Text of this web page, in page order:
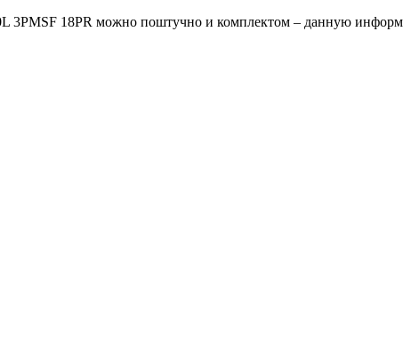
3PMSF 18PR можно поштучно и комплектом – данную